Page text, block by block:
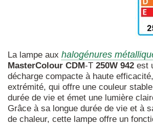
La lampe aux halogénures
MasterColour CDM-T 250W 942 est
décharge compacte à haute
extrémité, qui offre une couleur
durée de vie et émet une lumière
Grâce à sa longue durée de vie et à
de chaleur, cette lampe offre un